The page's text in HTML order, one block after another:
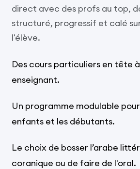
direct avec des profs au top,
structuré, progressif et calé
l'élève.
Des cours particuliers en tête
enseignant.
Un programme modulable
enfants et les débutants.
Le choix de bosser l’arabe
coranique ou de faire de l'oral.